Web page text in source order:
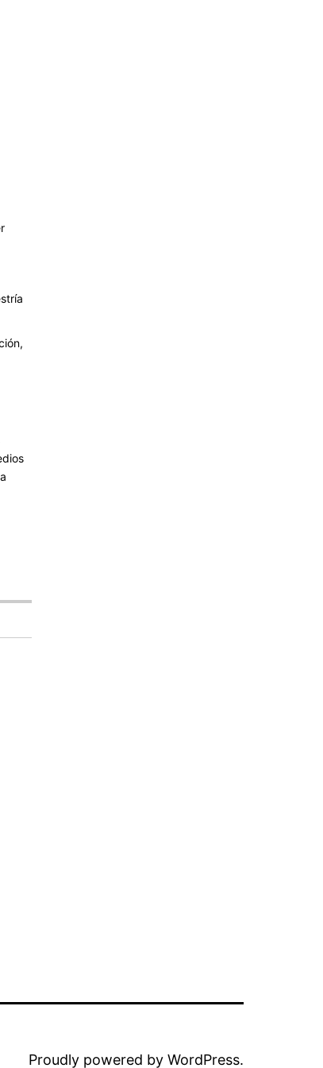
Proudly powered by WordPress.